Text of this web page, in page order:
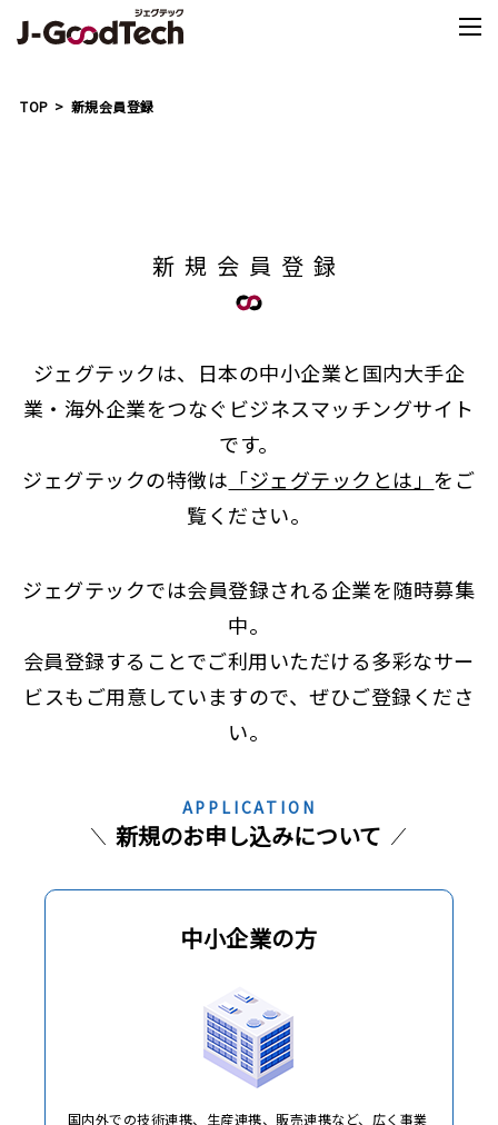
TOP 新規会員登録
新規会員登録
ジェグテックは、日本の中小企業と国内大手企
業・海外企業をつなぐビジネスマッチングサイト
です。
ジェグテックの特徴は 「ジェグテックとは」 をご
覧ください。
ジェグテックでは会員登録される企業を随時募集
中。
会員登録することでご利用いただける多彩なサー
ビスもご用意していますので、ぜひご登録くださ
い。
APPLICATION
新規のお申し込みについて
中小企業の方
国内外での技術連携、生産連携、販売連携など、広く事業